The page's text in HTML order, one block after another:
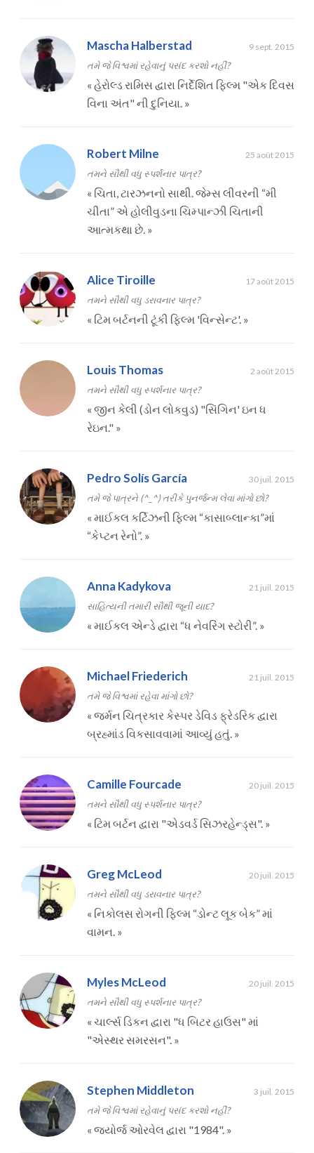
Mascha Halberstad 9 sept. 2015
તમે જે વિશ્વમાં રહેવાનું પસંદ કરશો નહીં?
« હેરોલ્ડ રામિસ દ્વારા નિર્દેશિત ફિલ્મ "એક દિવસ
વિના અંત" ની દુનિયા. »
Robert Milne 25 août 2015
તમને સૌથી વધુ સ્પર્શનાર પાત્ર?
« ચિતા, ટારઝનનો સાથી. જેમ્સ લીવરની “મી
ચીતા” એ હોલીવુડના ચિમ્પાન્ઝી ચિતાની
આત્મકથા છે. »
Alice Tiroille 17 août 2015
તમને સૌથી વધુ ડરાવનાર પાત્ર?
« ટિમ બર્ટનની ટૂંકી ફિલ્મ 'વિન્સેન્ટ'. »
Louis Thomas 2 août 2015
તમને સૌથી વધુ સ્પર્શનાર પાત્ર?
« જીન કેલી (ડોન લોકવુડ) "સિંગિન' ઇન ધ
રેઇન." »
Pedro Solís García 30 juil. 2015
તમે જે પાત્રને (^_^) તરીકે પુનર્જન્મ લેવા માંગો છો?
« માઈકલ કર્ટિઝની ફિલ્મ “કાસાબ્લાન્કા”માં
“કેપ્ટન રેનો”. »
Anna Kadykova 21 juil. 2015
સાહિત્યની તમારી સૌથી જૂની યાદ?
« માઈકલ એન્ડે દ્વારા “ધ નેવરિંગ સ્ટોરી”. »
Michael Friederich 21 juil. 2015
તમે જે વિશ્વમાં રહેવા માંગો છો?
« જર્મન ચિત્રકાર કેસ્પર ડેવિડ ફ્રેડરિક દ્વારા
બ્રહ્માંડ વિકસાવવામાં આવ્યું હતું. »
Camille Fourcade 20 juil. 2015
તમને સૌથી વધુ સ્પર્શનાર પાત્ર?
« ટિમ બર્ટન દ્વારા "એડવર્ડ સિઝરહેન્ડ્સ". »
Greg McLeod 20 juil. 2015
તમને સૌથી વધુ ડરાવનાર પાત્ર?
« નિકોલસ રોગની ફિલ્મ “ડોન્ટ લૂક બેક” માં
વામન. »
Myles McLeod 20 juil. 2015
તમને સૌથી વધુ સ્પર્શનાર પાત્ર?
« ચાર્લ્સ ડિકન દ્વારા "ધ બિટર હાઉસ" માં
"એસ્થર સમરસન". »
Stephen Middleton 3 juil. 2015
તમે જે વિશ્વમાં રહેવાનું પસંદ કરશો નહીં?
« જ્યોર્જ ઓરવેલ દ્વારા "1984". »